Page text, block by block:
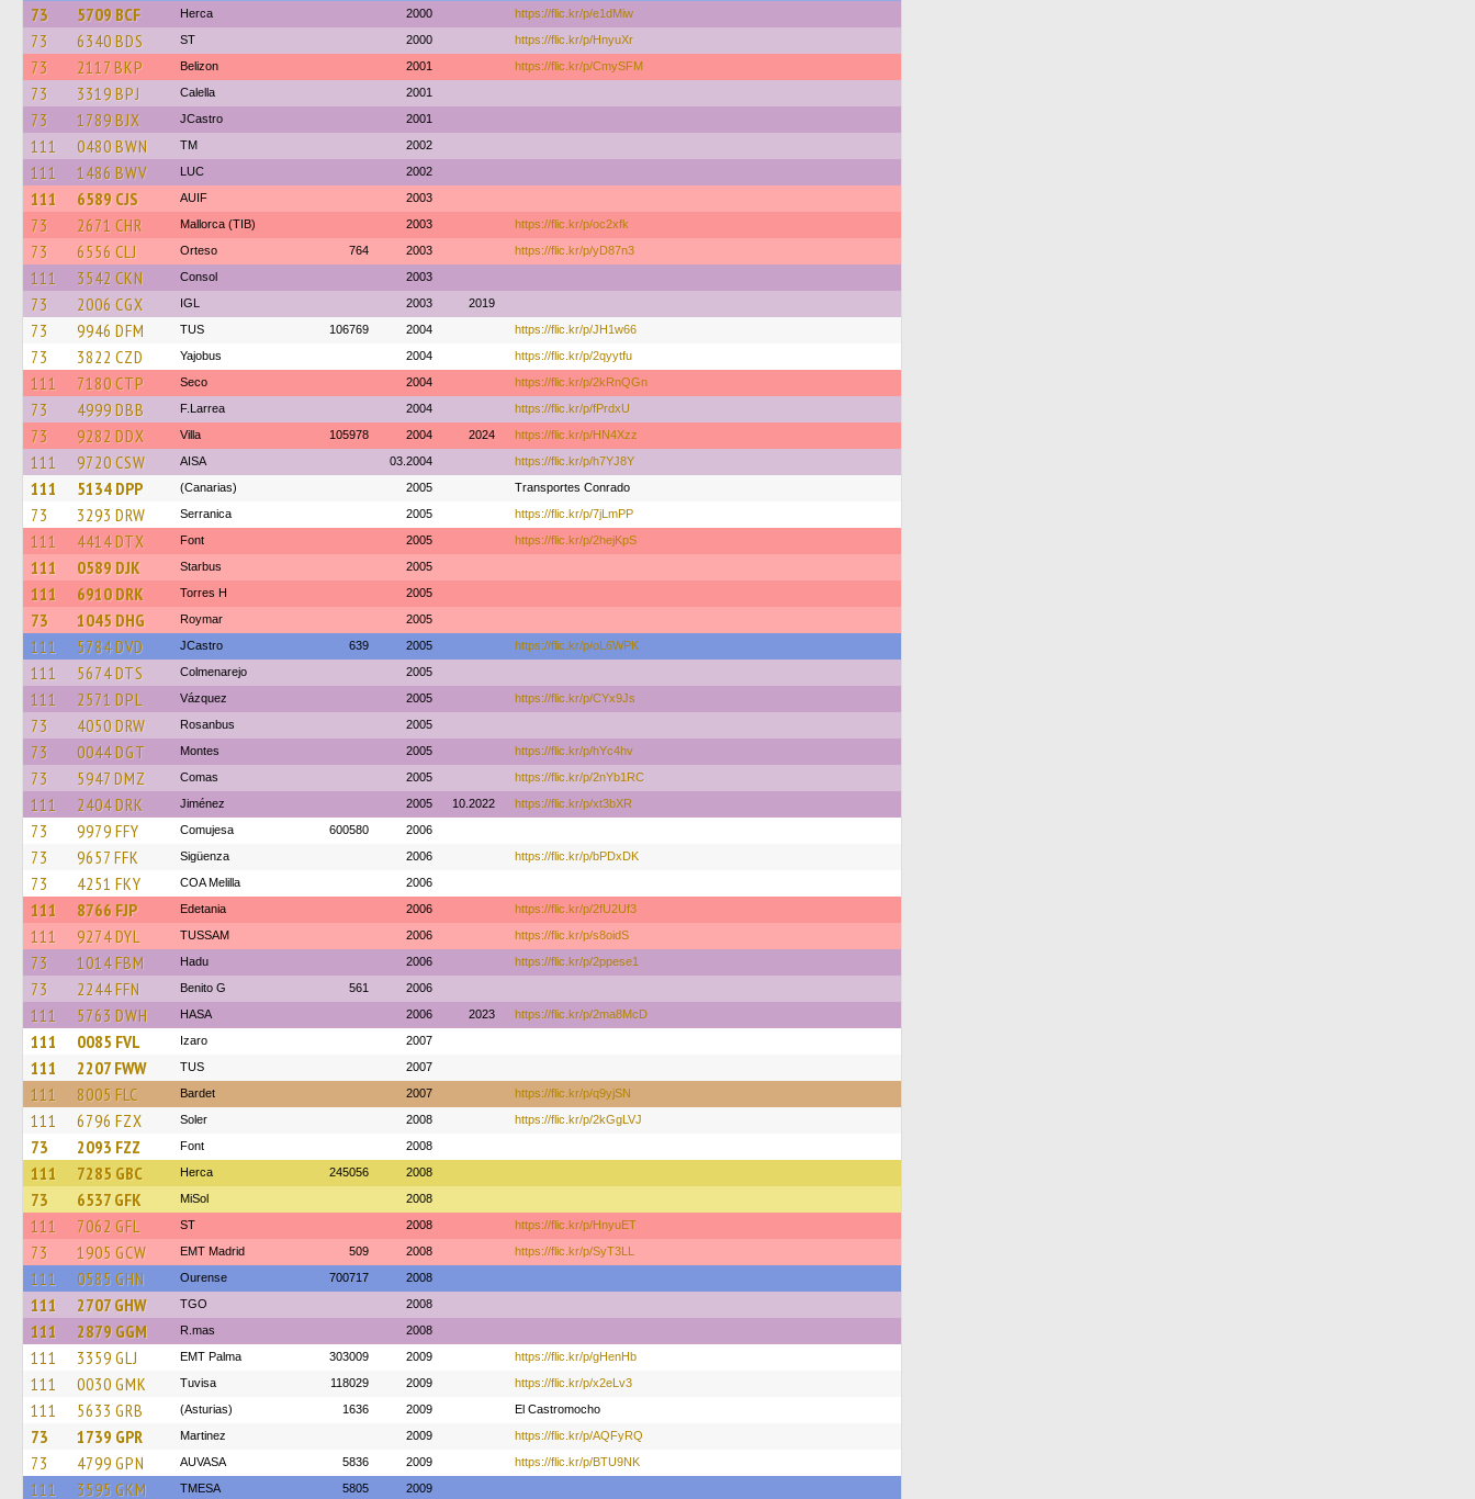
73 5709 BCF Herca 2000 https://flic.kr/p/e1dMiw
73 6340 BDS ST 2000 https://flic.kr/p/HnyuXr
73 2117 BKP Belizon 2001 https://flic.kr/p/CmySFM
73 3319 BPJ Calella 2001
73 1789 BJX JCastro 2001
111 0480 BWN TM 2002
111 1486 BWV LUC 2002
111 6589 CJS AUIF 2003
73 2671 CHR Mallorca (TIB) 2003 https://flic.kr/p/oc2xfk
73 6556 CLJ Orteso 764 2003 https://flic.kr/p/yD87n3
111 3542 CKN Consol 2003
73 2006 CGX IGL 2003 2019
73 9946 DFM TUS 106769 2004 https://flic.kr/p/JH1w66
73 3822 CZD Yajobus 2004 https://flic.kr/p/2qyytfu
111 7180 CTP Seco 2004 https://flic.kr/p/2kRnQGn
73 4999 DBB F.Larrea 2004 https://flic.kr/p/fPrdxU
73 9282 DDX Villa 105978 2004 2024 https://flic.kr/p/HN4Xzz
111 9720 CSW AISA 03.2004 https://flic.kr/p/h7YJ8Y
111 5134 DPP (Canarias) 2005 Transportes Conrado
73 3293 DRW Serranica 2005 https://flic.kr/p/7jLmPP
111 4414 DTX Font 2005 https://flic.kr/p/2hejKpS
111 0589 DJK Starbus 2005
111 6910 DRK Torres H 2005
73 1045 DHG Roymar 2005
111 5784 DVD JCastro 639 2005 https://flic.kr/p/oL6WPK
111 5674 DTS Colmenarejo 2005
111 2571 DPL Vázquez 2005 https://flic.kr/p/CYx9Js
73 4050 DRW Rosanbus 2005
73 0044 DGT Montes 2005 https://flic.kr/p/hYc4hv
73 5947 DMZ Comas 2005 https://flic.kr/p/2nYb1RC
111 2404 DRK Jiménez 2005 10.2022 https://flic.kr/p/xt3bXR
73 9979 FFY Comujesa 600580 2006
73 9657 FFK Sigüenza 2006 https://flic.kr/p/bPDxDK
73 4251 FKY COA Melilla 2006
111 8766 FJP Edetania 2006 https://flic.kr/p/2fU2Uf3
111 9274 DYL TUSSAM 2006 https://flic.kr/p/s8oidS
73 1014 FBM Hadu 2006 https://flic.kr/p/2ppese1
73 2244 FFN Benito G 561 2006
111 5763 DWH HASA 2006 2023 https://flic.kr/p/2ma8McD
111 0085 FVL Izaro 2007
111 2207 FWW TUS 2007
111 8005 FLC Bardet 2007 https://flic.kr/p/q9yjSN
111 6796 FZX Soler 2008 https://flic.kr/p/2kGgLVJ
73 2093 FZZ Font 2008
111 7285 GBC Herca 245056 2008
73 6537 GFK MiSol 2008
111 7062 GFL ST 2008 https://flic.kr/p/HnyuET
73 1905 GCW EMT Madrid 509 2008 https://flic.kr/p/SyT3LL
111 0585 GHN Ourense 700717 2008
111 2707 GHW TGO 2008
111 2879 GGM R.mas 2008
111 3359 GLJ EMT Palma 303009 2009 https://flic.kr/p/gHenHb
111 0030 GMK Tuvisa 118029 2009 https://flic.kr/p/x2eLv3
111 5633 GRB (Asturias) 1636 2009 El Castromocho
73 1739 GPR Martinez 2009 https://flic.kr/p/AQFyRQ
73 4799 GPN AUVASA 5836 2009 https://flic.kr/p/BTU9NK
111 3595 GKM TMESA 5805 2009